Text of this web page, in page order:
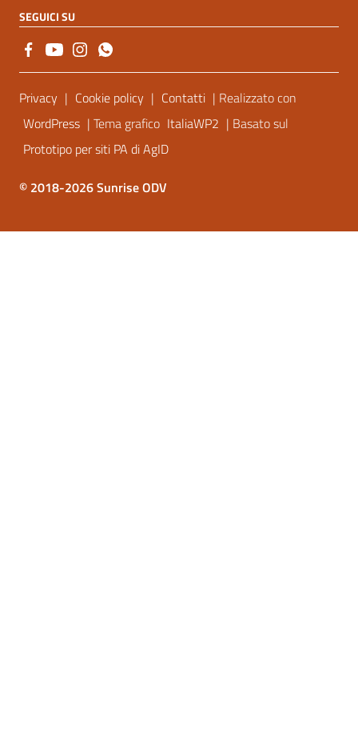
SEGUICI SU
Sezione Link Utili
Privacy | Cookie policy | Contatti | Realizzato con
WordPress | Tema grafico ItaliaWP2 | Basato sul
Prototipo per siti PA di AgID
© 2018-2026 Sunrise ODV